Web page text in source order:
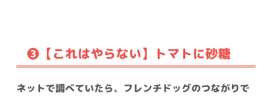
❸【これはやらない】トマトに砂糖
ネットで調べていたら、フレンチドッグのつながりで